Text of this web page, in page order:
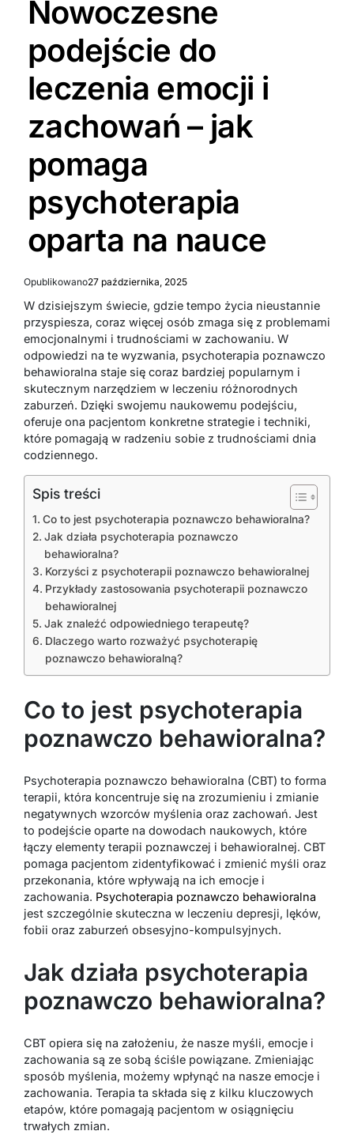
Nowoczesne
podejście do
leczenia emocji i
zachowań – jak
pomaga
psychoterapia
oparta na nauce
Opublikowano27 października, 2025
W dzisiejszym świecie, gdzie tempo życia nieustannie
przyspiesza, coraz więcej osób zmaga się z problemami
emocjonalnymi i trudnościami w zachowaniu. W
odpowiedzi na te wyzwania, psychoterapia poznawczo
behawioralna staje się coraz bardziej popularnym i
skutecznym narzędziem w leczeniu różnorodnych
zaburzeń. Dzięki swojemu naukowemu podejściu,
oferuje ona pacjentom konkretne strategie i techniki,
które pomagają w radzeniu sobie z trudnościami dnia
codziennego.
Spis treści
Co to jest psychoterapia poznawczo behawioralna?
Jak działa psychoterapia poznawczo
behawioralna?
Korzyści z psychoterapii poznawczo behawioralnej
Przykłady zastosowania psychoterapii poznawczo
behawioralnej
Jak znaleźć odpowiedniego terapeutę?
Dlaczego warto rozważyć psychoterapię
poznawczo behawioralną?
Co to jest psychoterapia
poznawczo behawioralna?
Psychoterapia poznawczo behawioralna (CBT) to forma
terapii, która koncentruje się na zrozumieniu i zmianie
negatywnych wzorców myślenia oraz zachowań. Jest
to podejście oparte na dowodach naukowych, które
łączy elementy terapii poznawczej i behawioralnej. CBT
pomaga pacjentom zidentyfikować i zmienić myśli oraz
przekonania, które wpływają na ich emocje i
zachowania. Psychoterapia poznawczo behawioralna
jest szczególnie skuteczna w leczeniu depresji, lęków,
fobii oraz zaburzeń obsesyjno-kompulsyjnych.
Jak działa psychoterapia
poznawczo behawioralna?
CBT opiera się na założeniu, że nasze myśli, emocje i
zachowania są ze sobą ściśle powiązane. Zmieniając
sposób myślenia, możemy wpłynąć na nasze emocje i
zachowania. Terapia ta składa się z kilku kluczowych
etapów, które pomagają pacjentom w osiągnięciu
trwałych zmian.